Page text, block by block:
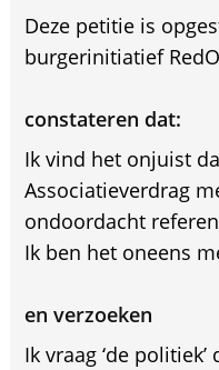
Deze petitie is
burgerinitiatief
constateren dat:
Ik vind het onjuist
Associatieverdrag
ondoordacht
Ik ben het oneens
en verzoeken
Ik vraag ‘de